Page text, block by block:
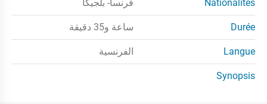
Nationalités فرنسا- بلجيكا
Durée ساعة و35 دقيقة
Langue الفرنسية
Synopsis